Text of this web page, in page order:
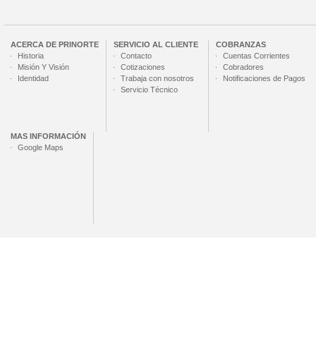
ACERCA DE PRINORTE
Historia
Misión Y Visión
Identidad
SERVICIO AL CLIENTE
Contacto
Cotizaciones
Trabaja con nosotros
Servicio Técnico
COBRANZAS
Cuentas Corrientes
Cobradores
Notificaciones de Pagos
MAS INFORMACIÓN
Google Maps